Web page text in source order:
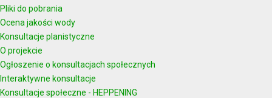
Pliki do pobrania
Ocena jakości wody
Konsultacje planistyczne
O projekcie
Ogłoszenie o konsultacjach społecznych
Interaktywne konsultacje
Konsultacje społeczne - HEPPENING